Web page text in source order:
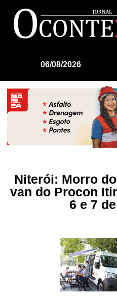
06/08/2026
Niterói: Morro
van do Procon
6 e 7